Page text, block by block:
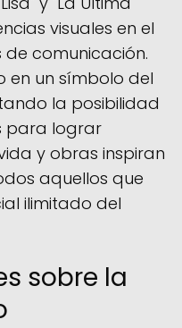
visuales en el
comunicación.
en un símbolo del
la posibilidad
para lograr
y obras inspiran
aquellos que
ilimitado del
sobre la